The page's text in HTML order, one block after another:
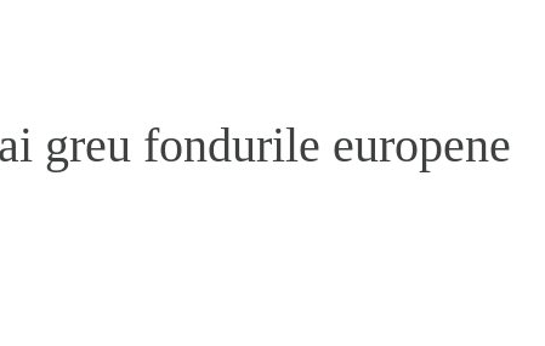
greu fondurile europene